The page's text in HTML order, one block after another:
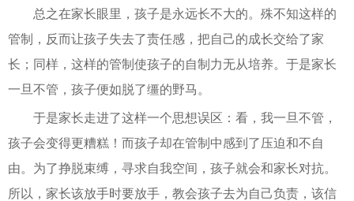
总之在家长眼里，孩子是永远长不大的。殊不知这样的
管制，反而让孩子失去了责任感，把自己的成长交给了家
长；同样，这样的管制使孩子的自制力无从培养。于是家长
一旦不管，孩子便如脱了缰的野马。
于是家长走进了这样一个思想误区：看，我一旦不管，
孩子会变得更糟糕！而孩子却在管制中感到了压迫和不自
由。为了挣脱束缚，寻求自我空间，孩子就会和家长对抗。
所以，家长该放手时要放手，教会孩子去为自己负责，该信